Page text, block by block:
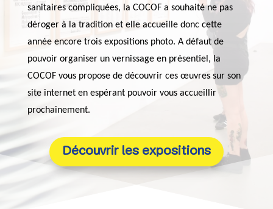
sanitaires compliquées, la COCOF a souhaité ne pas
déroger à la tradition et elle accueille donc cette
année encore trois expositions photo. A défaut de
pouvoir organiser un vernissage en présentiel, la
COCOF vous propose de découvrir ces œuvres sur son
site internet en espérant pouvoir vous accueillir
prochainement.
Découvrir les expositions